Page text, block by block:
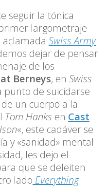
seguir la tónica
largometraje
Swiss Army
dejar de pensar
de los
Berneys, en Swiss
punto de suicidarse
un cuerpo a la
Tom Hanks en Cast
«, este cadáver se
y «sanidad» mental
les dejo el
que se deleiten
lado Everything